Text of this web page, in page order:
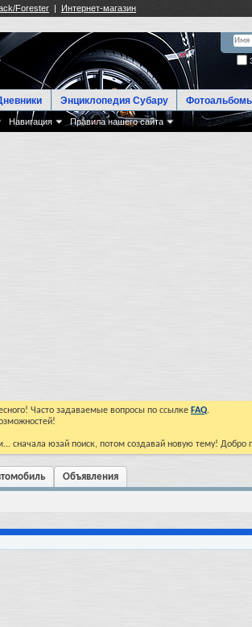
Навигация Правила нашего сайта
Энциклопедия Субару
Часто задаваемые вопросы по ссылке FAQ.
сначала юзай поиск, потом создавай новую тему! Добро
Объявления